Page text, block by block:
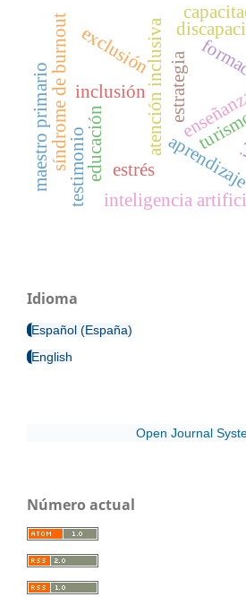
atención inclusiva
inclusión
exclusión
inteligencia
estrés
síndrome de burnout
maestro primario educación
estrategia
testimonio
Idioma
Español (España)
English
Open Journal
Número actual